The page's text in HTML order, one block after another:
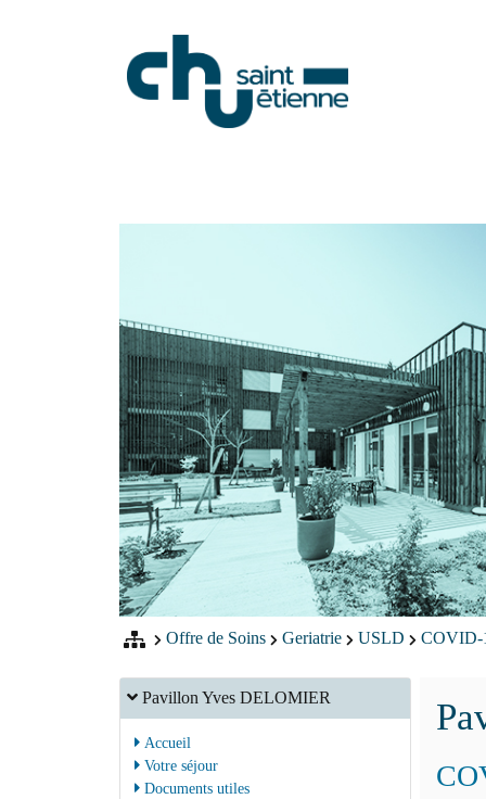
Offre de Soins Geriatrie USLD COVID-
Pavillon Yves DELOMIER
Accueil
Votre séjour
Documents utiles